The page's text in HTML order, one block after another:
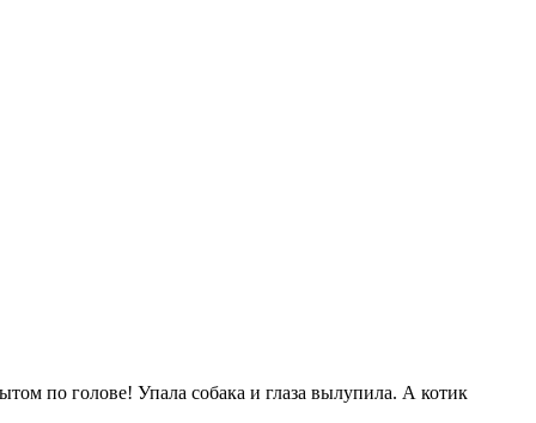
по голове! Упала собака и глаза вылупила. А котик